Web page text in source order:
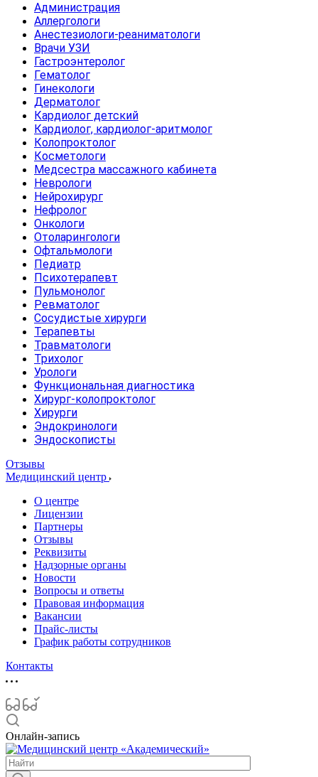
Администрация
Аллергологи
Анестезиологи-реаниматологи
Врачи УЗИ
Гастроэнтеролог
Гематолог
Гинекологи
Дерматолог
Кардиолог детский
Кардиолог, кардиолог-аритмолог
Колопроктолог
Косметологи
Медсестра массажного кабинета
Неврологи
Нейрохирург
Нефролог
Онкологи
Отоларингологи
Офтальмологи
Педиатр
Психотерапевт
Пульмонолог
Ревматолог
Сосудистые хирурги
Терапевты
Травматологи
Трихолог
Урологи
Функциональная диагностика
Хирург-колопроктолог
Хирурги
Эндокринологи
Эндоскописты
Отзывы
Медицинский центр
О центре
Лицензии
Партнеры
Отзывы
Реквизиты
Надзорные органы
Новости
Вопросы и ответы
Правовая информация
Вакансии
Прайс-листы
График работы сотрудников
Контакты
Онлайн-запись